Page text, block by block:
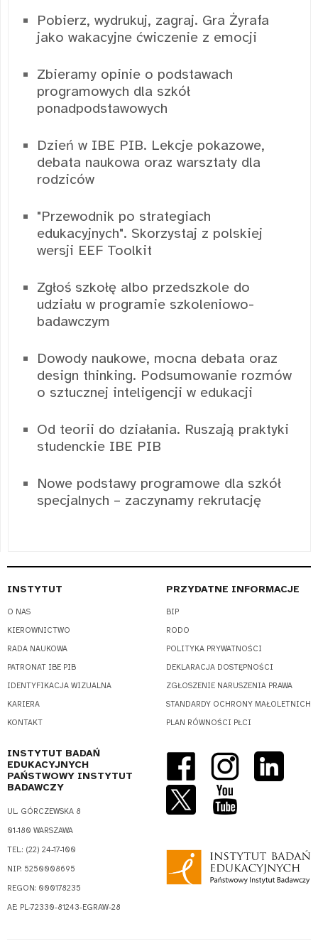
Pobierz, wydrukuj, zagraj. Gra Żyrafa
jako wakacyjne ćwiczenie z emocji
Zbieramy opinie o podstawach
programowych dla szkół
ponadpodstawowych
Dzień w IBE PIB. Lekcje pokazowe,
debata naukowa oraz warsztaty dla
rodziców
"Przewodnik po strategiach
edukacyjnych". Skorzystaj z polskiej
wersji EEF Toolkit
Zgłoś szkołę albo przedszkole do
udziału w programie szkoleniowo-
badawczym
Dowody naukowe, mocna debata oraz
design thinking. Podsumowanie rozmów
o sztucznej inteligencji w edukacji
Od teorii do działania. Ruszają praktyki
studenckie IBE PIB
Nowe podstawy programowe dla szkół
specjalnych – zaczynamy rekrutację
INSTYTUT
O NAS
KIEROWNICTWO
RADA NAUKOWA
PATRONAT IBE PIB
IDENTYFIKACJA WIZUALNA
KARIERA
KONTAKT
PRZYDATNE INFORMACJE
BIP
RODO
POLITYKA PRYWATNOŚCI
DEKLARACJA DOSTĘPNOŚCI
ZGŁOSZENIE NARUSZENIA PRAWA
STANDARDY OCHRONY MAŁOLETNICH
PLAN RÓWNOŚCI PŁCI
INSTYTUT BADAŃ
EDUKACYJNYCH
PAŃSTWOWY INSTYTUT
BADAWCZY
UL. GÓRCZEWSKA 8
01-180 WARSZAWA
TEL.: (22) 24-17-100
NIP: 5250008695
REGON: 000178235
AE: PL-72330-81243-EGRAW-28